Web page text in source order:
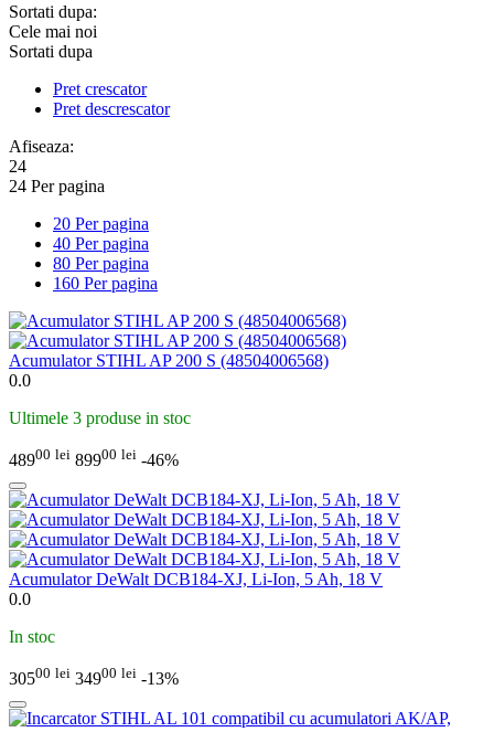
Sortati dupa:
Cele mai noi
Sortati dupa
Pret crescator
Pret descrescator
Afiseaza:
24
24 Per pagina
20 Per pagina
40 Per pagina
80 Per pagina
160 Per pagina
Acumulator STIHL AP 200 S (48504006568)
0.0
Ultimele 3 produse in stoc
48900 lei 89900 lei -46%
Acumulator DeWalt DCB184-XJ, Li-Ion, 5 Ah, 18 V
0.0
In stoc
30500 lei 34900 lei -13%